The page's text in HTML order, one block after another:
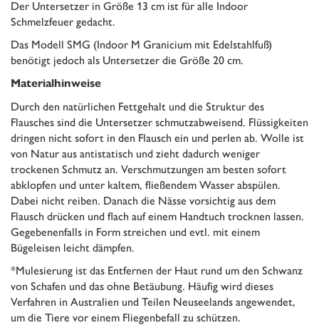
Der Untersetzer in Größe 13 cm ist für alle Indoor
Schmelzfeuer gedacht.
Das Modell SMG (Indoor M Granicium mit Edelstahlfuß)
benötigt jedoch als Untersetzer die Größe 20 cm.
Materialhinweise
Durch den natürlichen Fettgehalt und die Struktur des
Flausches sind die Untersetzer schmutzabweisend. Flüssigkeiten
dringen nicht sofort in den Flausch ein und perlen ab. Wolle ist
von Natur aus antistatisch und zieht dadurch weniger
trockenen Schmutz an. Verschmutzungen am besten sofort
abklopfen und unter kaltem, fließendem Wasser abspülen.
Dabei nicht reiben. Danach die Nässe vorsichtig aus dem
Flausch drücken und flach auf einem Handtuch trocknen lassen.
Gegebenenfalls in Form streichen und evtl. mit einem
Bügeleisen leicht dämpfen.
*Mulesierung ist das Entfernen der Haut rund um den Schwanz
von Schafen und das ohne Betäubung. Häufig wird dieses
Verfahren in Australien und Teilen Neuseelands angewendet,
um die Tiere vor einem Fliegenbefall zu schützen.